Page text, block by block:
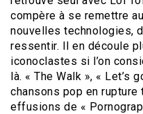
compère à se remettre
nouvelles technologies,
ressentir. Il en découle
iconoclastes si l’on
là. « The Walk », « Let’s
chansons pop en
effusions de «